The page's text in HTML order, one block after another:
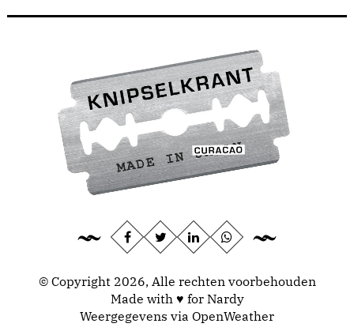
© Copyright 2026, Alle rechten voorbehouden
Made with ♥ for Nardy
Weergegevens via OpenWeather